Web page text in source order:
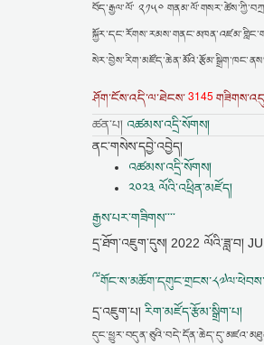
བོད་རྒྱལ་ལོ་ ༢༡༥༠
ཤོག་ངོས་འདི་ལ་ཐེངས་3145
ཚན་པ། འཚམས་འདྲི་སོགས།
ནང་གསེས་དབྱེ་འབྱེད།
འཚམས་འདྲི་སོགས།
༢༠༢༣ ལོའི་འཕྲིན་མཛོད།
རྒྱས་པར་གཟིགས་་་་
དྲ་ཐོག་འཇུག་དུས། 2022 ལོའི་ཟླ་བ།
དྲ་འཇུག་པ། རིག་མཛོད་རྩོམ་སྒྲིག་པ།